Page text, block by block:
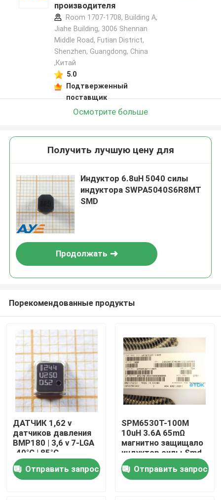
Дом
Продукты
производителя
Room 1707-1708, Building A,
Jiahe Building, 3006 Shennan
Middle Road, Futian District,
Shenzhen, Guangdong, China
,Китай
5.0
Подтверженный
поставщик
Осмотрите больше
Получить лучшую цену для
Индуктор 6.8uH 5040 силы
индуктора SWPA5040S6R8MT
SMD
Продолжать
Порекомендованные продукты
ДАТЧИК 1,62 v
датчиков давления
BMP180 | 3,6 v 7-LGA
-40°C | 85°C
Отправить запрос
SPM6530T-100M
10uH 3.6A 65mΩ
магнитно защищало
индуктор силы Smd
Отправить запрос